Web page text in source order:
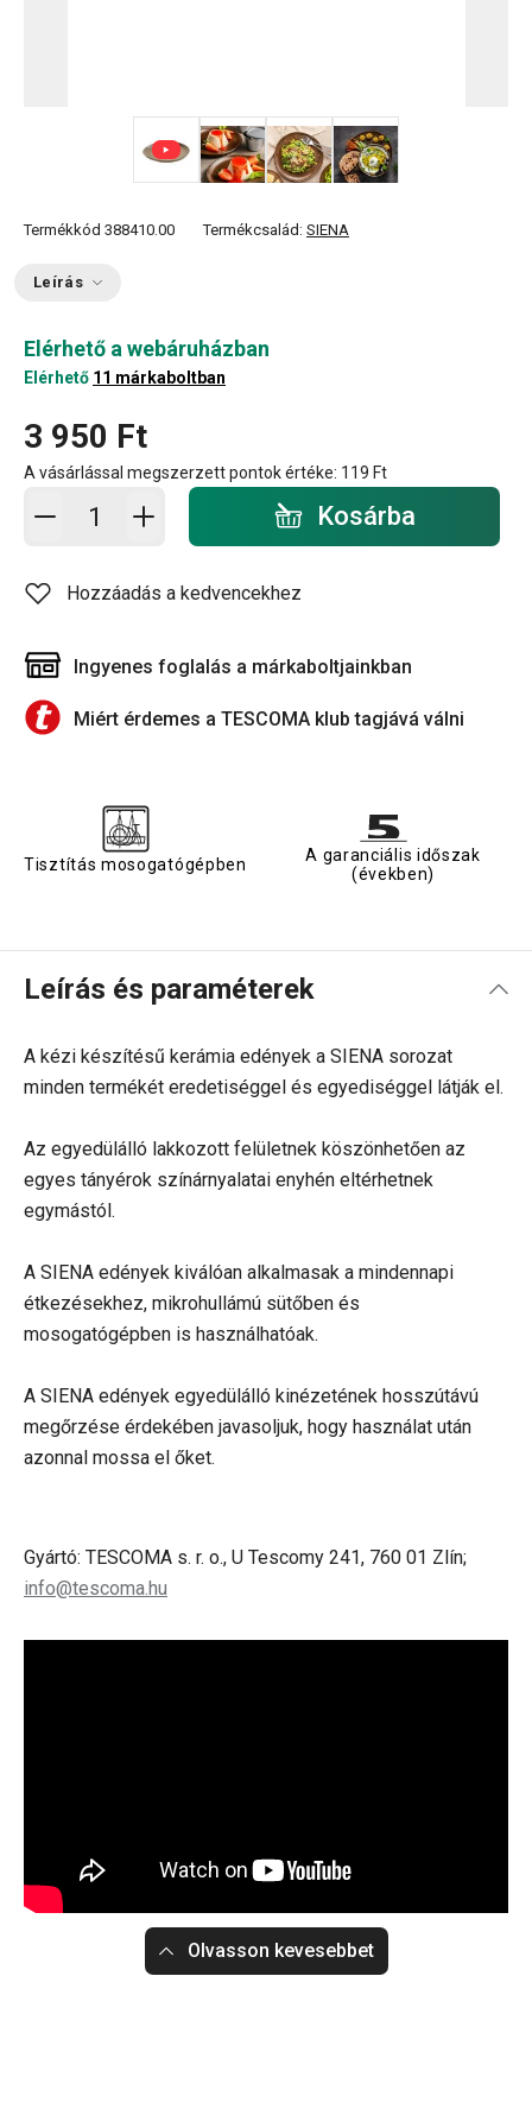
Termékkód 388410.00 Termékcsalád: SIENA
Leírás
Elérhető a webáruházban
Elérhető 11 márkaboltban
3 950 Ft
A vásárlással megszerzett pontok értéke: 119 Ft
Kosárba - mennyiség Kosárba
Hozzáadás a kedvencekhez
Ingyenes foglalás a márkaboltjainkban
Miért érdemes a TESCOMA klub tagjává válni
Tisztítás mosogatógépben
A garanciális időszak
(években)
Leírás és paraméterek
A kézi készítésű kerámia edények a SIENA sorozat
minden termékét eredetiséggel és egyediséggel látják el.
Az egyedülálló lakkozott felületnek köszönhetően az
egyes tányérok színárnyalatai enyhén eltérhetnek
egymástól.
A SIENA edények kiválóan alkalmasak a mindennapi
étkezésekhez, mikrohullámú sütőben és
mosogatógépben is használhatóak.
A SIENA edények egyedülálló kinézetének hosszútávú
megőrzése érdekében javasoljuk, hogy használat után
azonnal mossa el őket.
Gyártó: TESCOMA s. r. o., U Tescomy 241, 760 01 Zlín;
info@tescoma.hu
Olvasson kevesebbet